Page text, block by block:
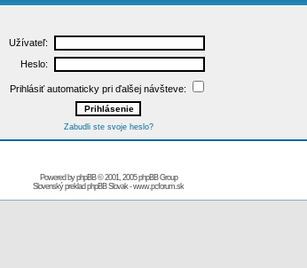
Užívateľ:
Heslo:
Prihlásiť automaticky pri ďalšej návšteve:
Zabudli ste svoje heslo?
Powered byphpBB© 2001, 2005 phpBB Group
Slovenský preklad phpBB Slovak-www.pcforum.sk